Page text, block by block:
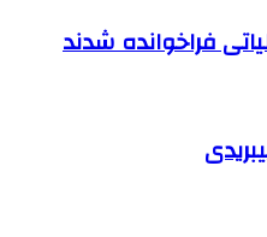
فراخوانده شدند